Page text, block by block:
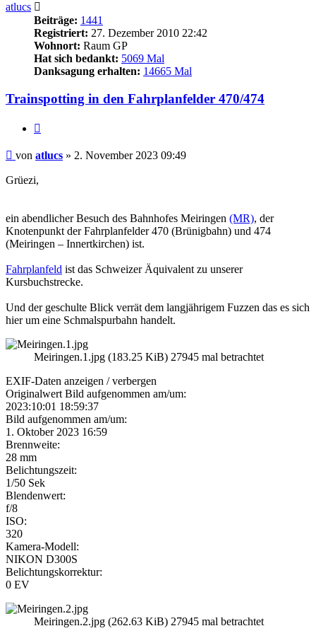
atlucs
Beiträge: 1441
Registriert: 27. Dezember 2010 22:42
Wohnort: Raum GP
Hat sich bedankt: 5069 Mal
Danksagung erhalten: 14665 Mal
Trainspotting in den Fahrplanfelder 470/474
Beitrag
von atlucs » 2. November 2023 09:49
Grüezi,
ein abendlicher Besuch des Bahnhofes Meiringen (MR), der
Knotenpunkt der Fahrplanfelder 470 (Brünigbahn) und 474
(Meiringen – Innertkirchen) ist.
Fahrplanfeld ist das Schweizer Äquivalent zu unserer
Kursbuchstrecke.
Und der geschulte Blick verrät dem langjährigem Fuzzen das es sich
hier um eine Schmalspurbahn handelt.
Meiringen.1.jpg (183.25 KiB) 27945 mal betrachtet
EXIF-Daten anzeigen / verbergen
Originalwert Bild aufgenommen am/um:
2023:10:01 18:59:37
Bild aufgenommen am/um:
1. Oktober 2023 16:59
Brennweite:
28 mm
Belichtungszeit:
1/50 Sek
Blendenwert:
f/8
ISO:
320
Kamera-Modell:
NIKON D300S
Belichtungskorrektur:
0 EV
Meiringen.2.jpg (262.63 KiB) 27945 mal betrachtet